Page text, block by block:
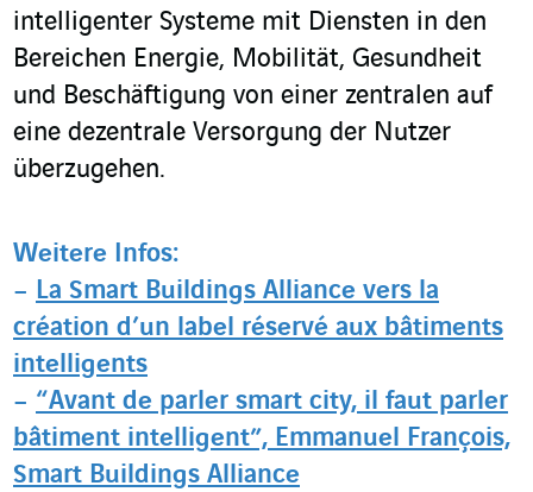
intelligenter Systeme mit Diensten in den
Bereichen Energie, Mobilität, Gesundheit
und Beschäftigung von einer zentralen auf
eine dezentrale Versorgung der Nutzer
überzugehen.
Weitere Infos:
– La Smart Buildings Alliance vers la
création d’un label réservé aux bâtiments
intelligents
– “Avant de parler smart city, il faut parler
bâtiment intelligent”, Emmanuel François,
Smart Buildings Alliance